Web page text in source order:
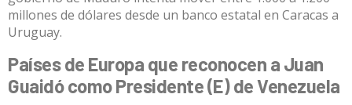
millones de dólares desde un banco estatal en Caracas a
Uruguay.
Países de Europa que reconocen a Juan
Guaidó como Presidente (E) de Venezuela